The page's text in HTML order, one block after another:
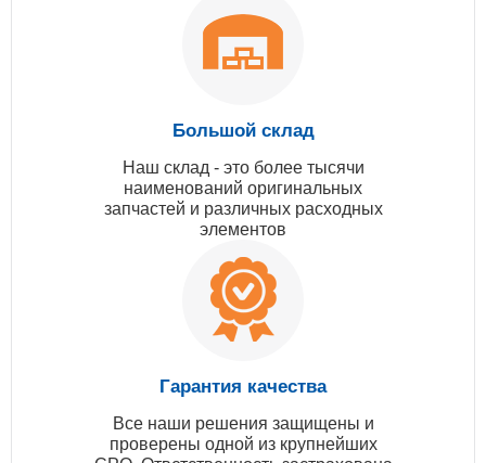
Большой склад
Наш склад - это более тысячи
наименований оригинальных
запчастей и различных расходных
элементов
Гарантия качества
Все наши решения защищены и
проверены одной из крупнейших